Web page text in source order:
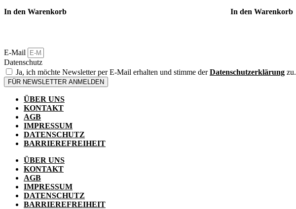
In den Warenkorb In den Warenkorb
E-Mail
Datenschutz
Ja, ich möchte Newsletter per E-Mail erhalten und stimme derDatenschutzerklärung zu.
FÜR NEWSLETTER ANMELDEN
ÜBER UNS
KONTAKT
AGB
IMPRESSUM
DATENSCHUTZ
BARRIEREFREIHEIT
ÜBER UNS
KONTAKT
AGB
IMPRESSUM
DATENSCHUTZ
BARRIEREFREIHEIT